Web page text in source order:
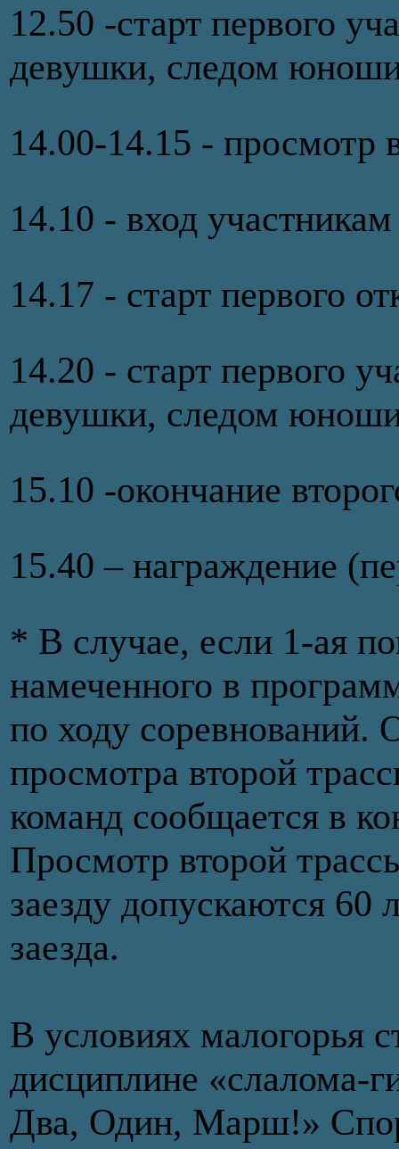
12.50 -старт первого
девушки, следом
14.00-14.15 -
14.10 - вход
14.17 - старт первого
14.20 - старт первого
девушки, следом
15.10 -окончание
15.40 – награждение
* В случае, если 1-ая
намеченного в
по ходу соревнований.
просмотра второй
команд сообщается в
Просмотр второй
заезду допускаются 60
заезда.
В условиях малогорья
дисциплине «слалома-
Два, Один, Марш!»